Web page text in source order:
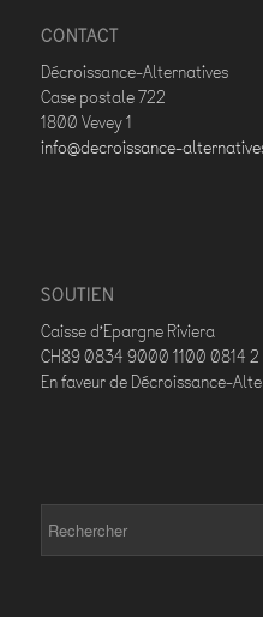
CONTACT
Décroissance-Alternatives
Case postale 722
1800 Vevey 1
info@decroissance-
SOUTIEN
Caisse d’Epargne Riviera
CH89 0834 9000 1100 0814 2
En faveur de Décroissance-